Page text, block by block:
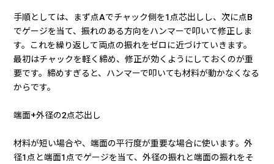
手順としては、まず点Aでチャック側を1点芯出しし、次に点B
でゲージを当て、振れのある方向をハンマーで叩いて修正しま
す。これを繰り返して両点の振れをゼロに近づけていきます。
最初はチャックを軽く締め、修正が効くようにしておくのが重
要です。締めすぎると、ハンマーで叩いても材料が動かなくなる
からです。
端面+外径の2点芯出し
材料が短い場合や、端面の平行度が重要な場合に使います。外
径1点と端面1点でゲージを当て、外径の振れと端面の振れをそ